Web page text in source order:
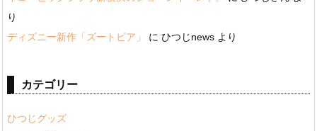
り
ディズニー新作「ズートピア」
に ひつじnews より
カテゴリー
ひつじグッズ